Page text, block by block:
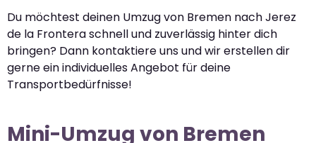
Du möchtest deinen Umzug von Bremen nach Jerez
de la Frontera schnell und zuverlässig hinter dich
bringen? Dann kontaktiere uns und wir erstellen dir
gerne ein individuelles Angebot für deine
Transportbedürfnisse!
Mini-Umzug von Bremen